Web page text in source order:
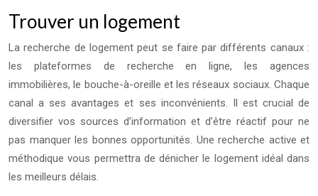
Trouver un logement
La recherche de logement peut se faire par différents canaux :
les plateformes de recherche en ligne, les agences
immobilières, le bouche-à-oreille et les réseaux sociaux. Chaque
canal a ses avantages et ses inconvénients. Il est crucial de
diversifier vos sources d’information et d’être réactif pour ne
pas manquer les bonnes opportunités. Une recherche active et
méthodique vous permettra de dénicher le logement idéal dans
les meilleurs délais.